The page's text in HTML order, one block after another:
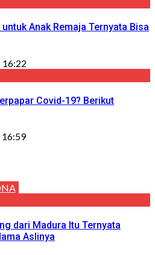
Anak Remaja Ternyata Bisa
16:22
Covid-19? Berikut
16:59
dari Madura Itu Ternyata
Aslinya